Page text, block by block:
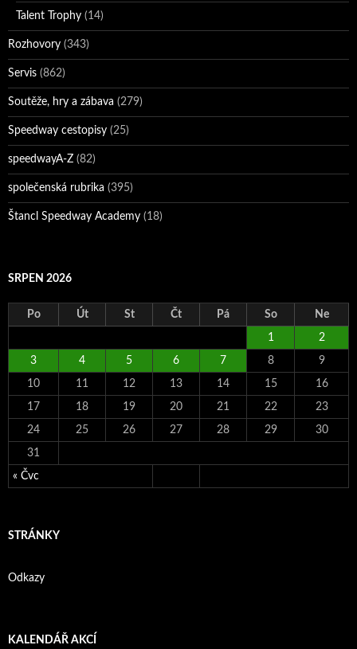
Talent Trophy (14)
Rozhovory (343)
Servis (862)
Soutěže, hry a zábava (279)
Speedway cestopisy (25)
speedwayA-Z (82)
společenská rubrika (395)
Štancl Speedway Academy (18)
SRPEN 2026
Po Út St Čt Pá So Ne
« Čvc
1 2
3 4 5 6 7 8 9
10 11 12 13 14 15 16
17 18 19 20 21 22 23
24 25 26 27 28 29 30
31
STRÁNKY
Odkazy
KALENDÁŘ AKCÍ